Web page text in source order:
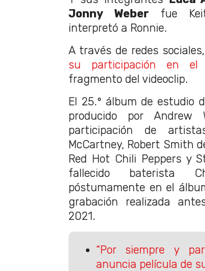
Jonny Weber fue
interpretó a Ronnie.
A través de redes
su participación en el
fragmento del videoclip.
El 25.º álbum de estudio
producido por
participación de
McCartney, Robert Smith
Red Hot Chili Peppers y
fallecido baterista
póstumamente en el
grabación realizada
2021.
“Por siempre y
anuncia película de